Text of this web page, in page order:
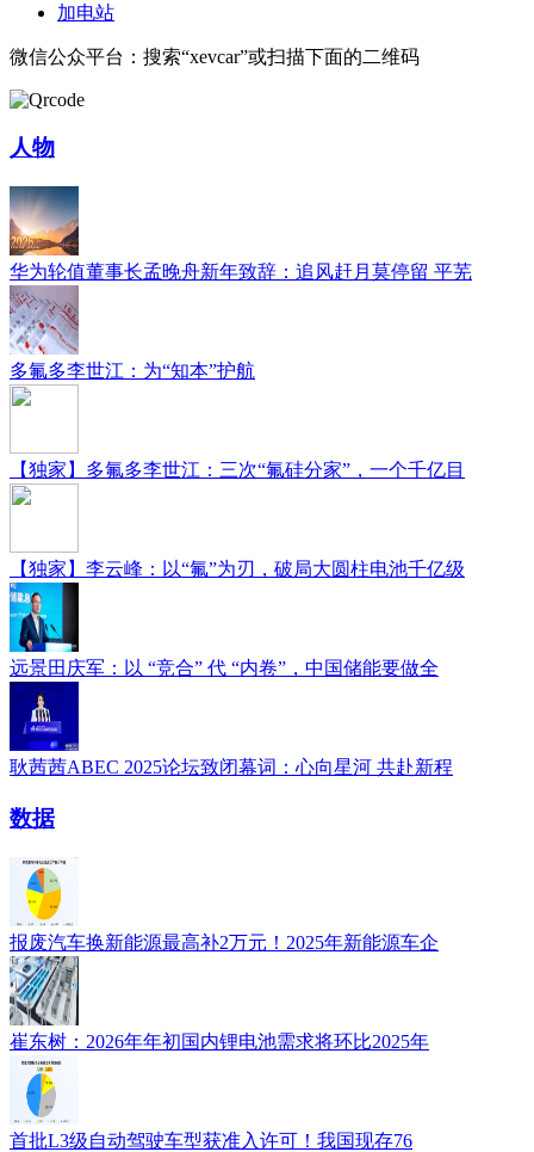
加电站
微信公众平台：搜索“xevcar”或扫描下面的二维码
人物
华为轮值董事长孟晚舟新年致辞：追风赶月莫停留 平芜
多氟多李世江：为“知本”护航
【独家】多氟多李世江：三次“氟硅分家”，一个千亿目
【独家】李云峰：以“氟”为刃，破局大圆柱电池千亿级
远景田庆军：以 “竞合” 代 “内卷”，中国储能要做全
耿茜茜ABEC 2025论坛致闭幕词：心向星河 共赴新程
数据
报废汽车换新能源最高补2万元！2025年新能源车企
崔东树：2026年年初国内锂电池需求将环比2025年
首批L3级自动驾驶车型获准入许可！我国现存76